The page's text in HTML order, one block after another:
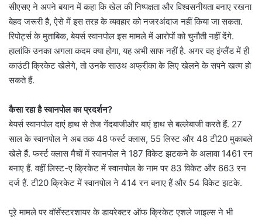
सीएसए ने अपने बयान में कहा कि खेल की निष्पक्षता और विश्वसनीयता बनाए रखना
बेहद जरूरी है, ऐसे में इस तरह के व्यवहार को नजरअंदाज नहीं किया जा सकता.
रिपोर्ट्स के मुताबिक, बेयर्स स्वानपोल इस मामले में आरोपों को चुनौती नहीं देंगे.
हालांकि उनका अगला कदम क्या होगा, यह अभी साफ नहीं है. अगर वह इंग्लैंड में ही
काउंटी क्रिकेट खेलेगे, तो उनके साउथ अफ्रीका के लिए खेलने के सपने खत्म हो
सकते हैं.
कैसा रहा है स्वानपोल का प्रदर्शन?
बेयर्स स्वानपोल दाएं हाथ से तेज गेंदबाजीऔर बाएं हाथ से बल्लेबाजी करते हैं. 27
साल के स्वानपोल ने अब तक 48 फर्स्ट क्लास, 55 लिस्ट और 48 टी20 मुकाबले
खेले हैं. फर्स्ट क्लास मैचों में स्वानपोल ने 187 विकेट झटकने के अलावा 1461 रन
बनाए हैं. वहीं लिस्ट-ए क्रिकेट में स्वानपोल के नाम पर 83 विकेट और 663 रन
दर्ज हैं. टी20 क्रिकेट में स्वानपोल ने 414 रन बनाए हैं और 54 विकेट झटके.
पूरे मामले पर वॉर्सेस्टरशायर के डायरेक्टर ऑफ क्रिकेट एशले जाइल्स ने भी